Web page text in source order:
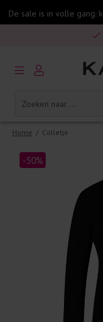
De sale is in volle gang:
Gratis
5%
Gratis
Home / Colletje
-50%